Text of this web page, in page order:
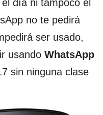
día ni tampoco el
no te pedirá
ser usado,
usando WhatsApp
sin ninguna clase